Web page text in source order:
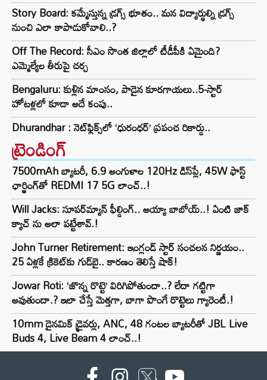
Story Board: కమ్మేస్తున్న డ్రగ్స్ భూతం.. మన విద్యార్థుల్ని డ్రగ్స్
నుంచి ఎలా కాపాడుకోవాలి..?
Off The Record: సీఎం సొంత జిల్లాలో టీడీపీకి ఏమైంది?
ఎమ్మెల్యేల తీరుపై చర్చ
Bengaluru: కుళ్లిన మాంసం, పాడైన కూరగాయలు..5-స్టార్
హోటళ్లలో కూడా అదే కంపు..
Dhurandhar : నెట్‌ఫ్లిక్స్‌లో ‘ధురంధర్’ ప్రపంచ రికార్డు..
ట్రెండింగ్‌
7500mAh బ్యాటరీ, 6.9 అంగుళాల 120Hz డిస్‌ప్లే, 45W ఫాస్ట్
ఛార్జింగ్‌తో REDMI 17 5G లాంచ్..!
Will Jacks: సూపర్‌మ్యాన్ ఫీల్డింగ్.. అయ్యా బాబోయ్..! ఏంటి జాక్
క్యాచ్ ను అలా పట్టేశావ్.!
John Turner Retirement: ఇంగ్లండ్ స్టార్ సంచలన నిర్ణయం..
25 ఏళ్లకే క్రికెట్‌కు గుడ్‌బై.. కారణం తెలిస్తే షాక్!
Jowar Roti: ‘జొన్న రొట్టె’ విరిగిపోతుందా..? లేదా గట్టిగా
అవుతుందా.? ఇలా చేస్తే మెత్తగా, బాగా పొంగే రొట్టెలు గ్యారెంటీ.!
10mm డైనమిక్ డ్రైవర్లు, ANC, 48 గంటల బ్యాటరీతో JBL Live
Buds 4, Live Beam 4 లాంచ్..!